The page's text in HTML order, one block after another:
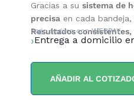
Gracias a su sistema de
precisa en cada
Resultados
Pago seguro conWEBPAY
Entrega a domicilio
AÑADIR AL